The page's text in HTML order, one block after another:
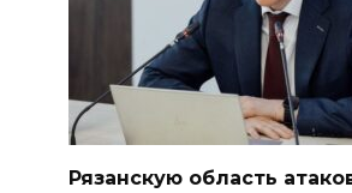
Рязанскую область